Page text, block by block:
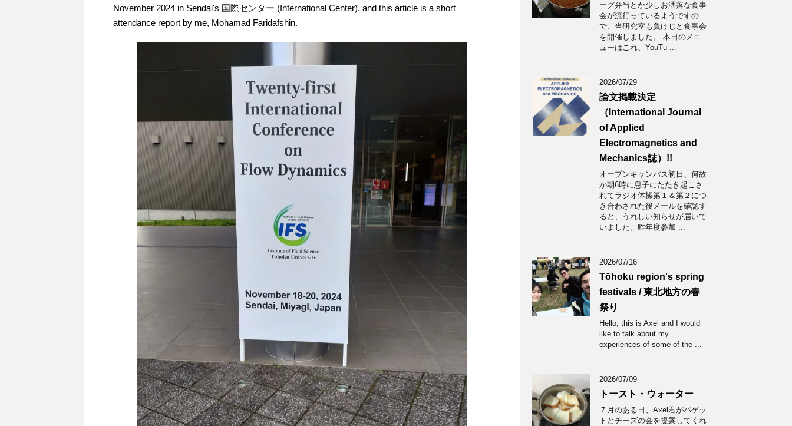
November 2024 in Sendai's 国際センター (International Center), and this article is a short
attendance report by me, Mohamad Faridafshin.
ーグ弁当とか少しお洒落な食事
会が流行っているようですの
で、当研究室も負けじと食事会
を開催しました。 本日のメニ
ューはこれ、YouTu ...
2026/07/29
論文掲載決定
（International Journal
of Applied
Electromagnetics and
Mechanics誌）!!
オープンキャンパス初日、何故
か朝6時に息子にたたき起こさ
れてラジオ体操第１＆第２につ
き合わされた後メールを確認す
ると、うれしい知らせが届いて
いました。昨年度参加 ...
2026/07/16
Tōhoku region's spring
festivals / 東北地方の春
祭り
Hello, this is Axel and I would
like to talk about my
experiences of some of the ...
2026/07/09
トースト・ウォーター
７月のある日、Axel君がバゲッ
トとチーズの会を提案してくれ